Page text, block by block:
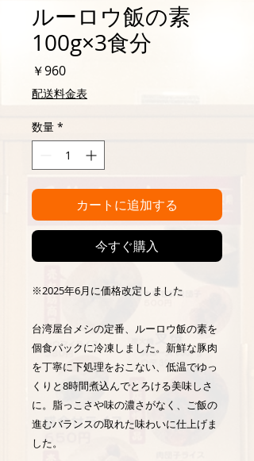
ルーロウ飯の素
100g×3食分
￥960価
格
配送料金表
数量 *
カートに追加する
今すぐ購入
※2025年6月に価格改定しました
台湾屋台メシの定番、ルーロウ飯の素を
個食パックに冷凍しました。新鮮な豚肉
を丁寧に下処理をおこない、低温でゆっ
くりと8時間煮込んでとろける美味しさ
に。脂っこさや味の濃さがなく、ご飯の
進むバランスの取れた味わいに仕上げま
した。